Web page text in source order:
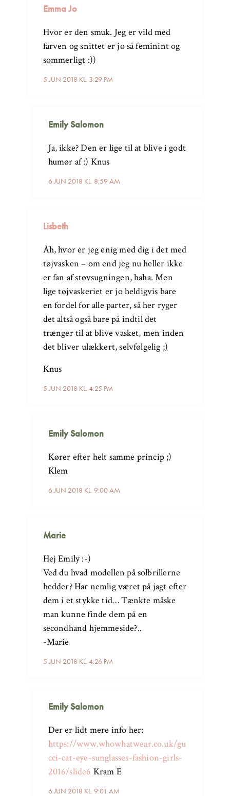
Emma Jo
5 JUN 2018 KL. 3:29 PM
Hvor er den smuk. Jeg er vild med
farven og snittet er jo så feminint og
sommerligt :))
Emily Salomon
6 JUN 2018 KL. 8:59 AM
Ja, ikke? Den er lige til at blive i godt
humør af :) Knus
Lisbeth
5 JUN 2018 KL. 4:25 PM
Åh, hvor er jeg enig med dig i det med
tøjvasken – om end jeg nu heller ikke
er fan af støvsugningen, haha. Men
lige tøjvaskeriet er jo heldigvis bare
en fordel for alle parter, så her ryger
det altså også bare på indtil det
trænger til at blive vasket, men inden
det bliver ulækkert, selvfølgelig ;)
Knus
Emily Salomon
6 JUN 2018 KL. 9:00 AM
Kører efter helt samme princip ;)
Klem
Marie
5 JUN 2018 KL. 4:26 PM
Hej Emily :-)
Ved du hvad modellen på solbrillerne
hedder? Har nemlig været på jagt efter
dem i et stykke tid… Tænkte måske
man kunne finde dem på en
secondhand hjemmeside?..
-Marie
Emily Salomon
6 JUN 2018 KL. 9:01 AM
Der er lidt mere info her:
https://www.whowhatwear.co.uk/gu
cci-cat-eye-sunglasses-fashion-girls-
2016/slide6 Kram E